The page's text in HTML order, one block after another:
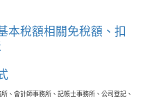
本稅額相關免稅額、扣
、會計師事務所、記帳士事務所、公司登記、